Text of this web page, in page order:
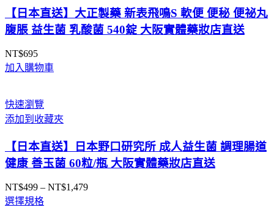
藥
妝
店
直
送
量
NT$6,550
【日本直送】大正製藥 新表飛鳴S 軟便 便秘 便祕丸
腹脹 益生菌 乳酸菌 540錠 大阪實體藥妝店直送
NT$695
加入購物車
快速瀏覽
添加到收藏夾
【日本直送】日本野口研究所 成人益生菌 調理腸道
健康 善玉菌 60粒/瓶 大阪實體藥妝店直送
NT$499 – NT$1,479價
選擇規格